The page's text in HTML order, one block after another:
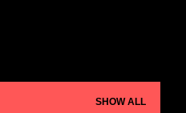
SHOW ALL